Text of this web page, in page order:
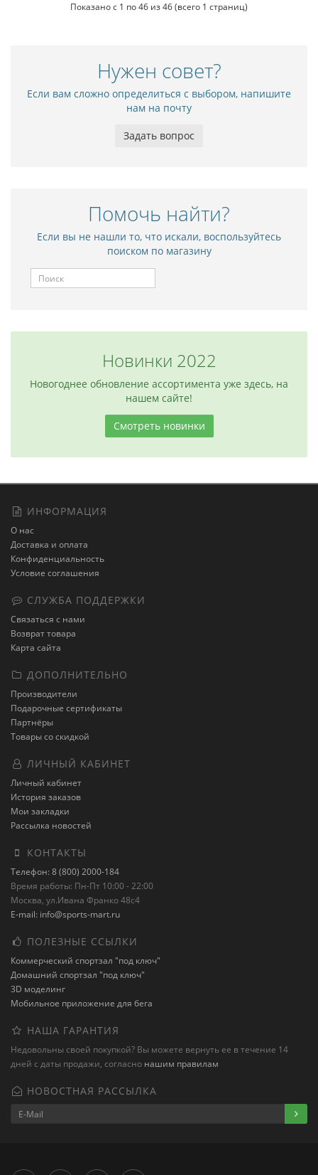
Показано с 1 по 46 из 46 (всего 1 страниц)
Нужен совет?
Если вам сложно определиться с выбором, напишите
нам на почту
Задать вопрос
Помочь найти?
Если вы не нашли то, что искали, воспользуйтесь
поиском по магазину
Новинки 2022
Новогоднее обновление ассортимента уже здесь, на
нашем сайте!
Смотреть новинки
ИНФОРМАЦИЯ
О нас
Доставка и оплата
Конфиденциальность
Условие соглашения
СЛУЖБА ПОДДЕРЖКИ
Связаться с нами
Возврат товара
Карта сайта
ДОПОЛНИТЕЛЬНО
Производители
Подарочные сертификаты
Партнёры
Товары со скидкой
ЛИЧНЫЙ КАБИНЕТ
Личный кабинет
История заказов
Мои закладки
Рассылка новостей
КОНТАКТЫ
Телефон: 8 (800) 2000-184
Время работы: Пн-Пт 10:00 - 22:00
Москва, ул.Ивана Франко 48с4
E-mail: info@sports-mart.ru
ПОЛЕЗНЫЕ ССЫЛКИ
Коммерческий спортзал "под ключ"
Домашний спортзал "под ключ"
3D моделинг
Мобильное приложение для бега
НАША ГАРАНТИЯ
Недовольны своей покупкой? Вы можете вернуть ее в течение 14
дней с даты продажи, согласно нашим правилам
НОВОСТНАЯ РАССЫЛКА